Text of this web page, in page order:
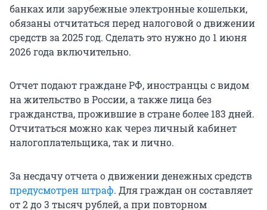
банках или зарубежные электронные кошельки,
обязаны отчитаться перед налоговой о движении
средств за 2025 год. Сделать это нужно до 1 июня
2026 года включительно.
Отчет подают граждане РФ, иностранцы с видом
на жительство в России, а также лица без
гражданства, прожившие в стране более 183 дней.
Отчитаться можно как через личный кабинет
налогоплательщика, так и лично.
За несдачу отчета о движении денежных средств
предусмотрен штраф. Для граждан он составляет
от 2 до 3 тысяч рублей, а при повторном